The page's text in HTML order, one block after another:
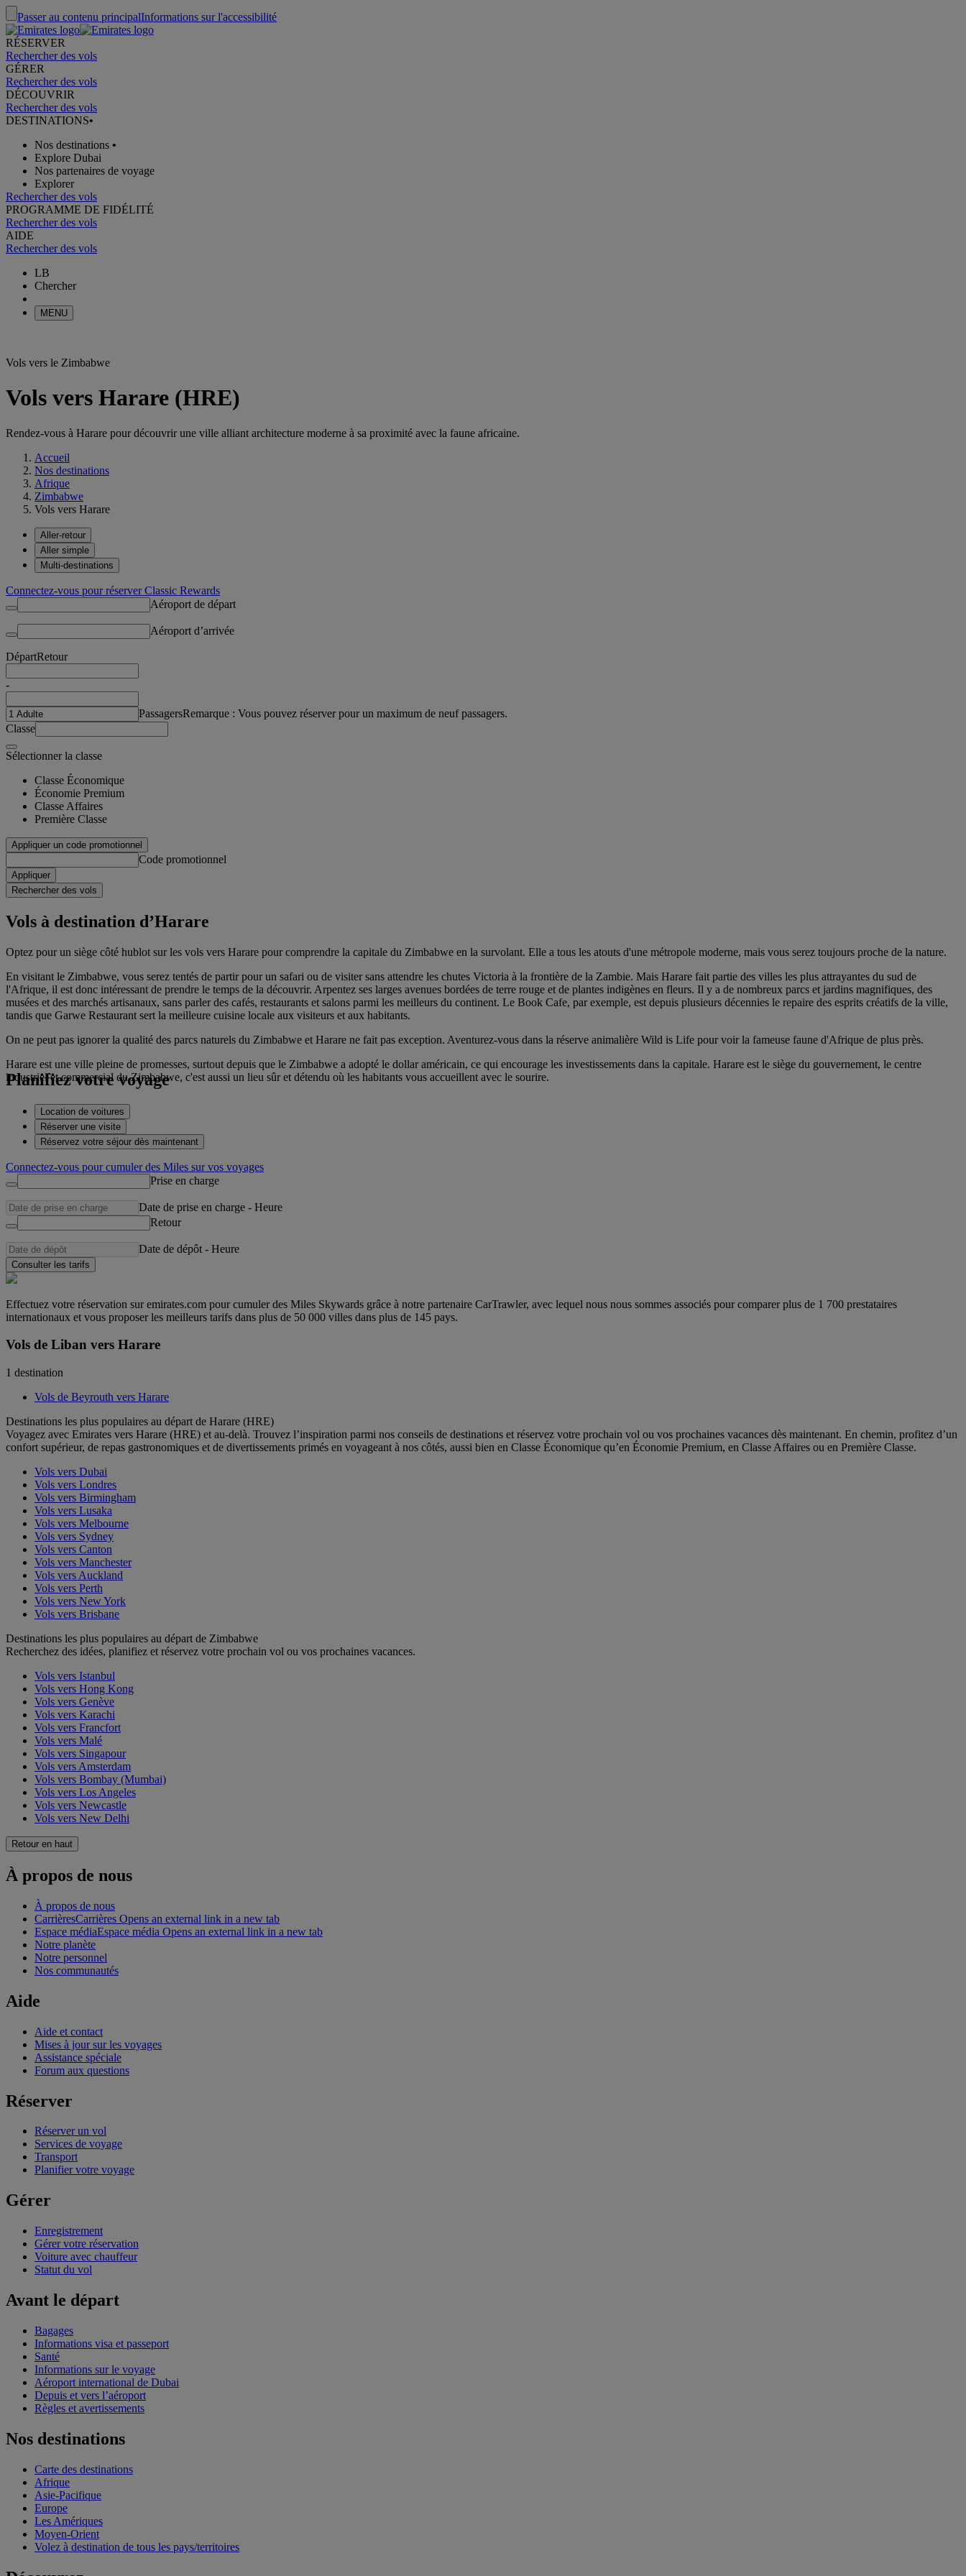
Passer au contenu principalInformations sur l'accessibilité
RÉSERVER
Rechercher des vols
GÉRER
Rechercher des vols
DÉCOUVRIR
Rechercher des vols
DESTINATIONS•
Nos destinations •
Explore Dubai
Nos partenaires de voyage
Explorer
Rechercher des vols
PROGRAMME DE FIDÉLITÉ
Rechercher des vols
AIDE
Rechercher des vols
LB
Chercher
MENU
Vols vers le Zimbabwe
Vols vers Harare (HRE)
Rendez-vous à Harare pour découvrir une ville alliant architecture moderne à sa proximité avec la faune africaine.
Accueil
Nos destinations
Afrique
Zimbabwe
Vols vers Harare
Aller-retour
Aller simple
Multi-destinations
Connectez-vous pour réserver Classic Rewards
Aéroport de départ
Aéroport d’arrivée
DépartRetour
-
PassagersRemarque : Vous pouvez réserver pour un maximum de neuf passagers.
Classe
Sélectionner la classe
Classe Économique
Économie Premium
Classe Affaires
Première Classe
Appliquer un code promotionnel
Code promotionnel
Appliquer
Rechercher des vols
Vols à destination d’Harare
Optez pour un siège côté hublot sur les vols vers Harare pour comprendre la capitale du Zimbabwe en la survolant. Elle a tous les atouts d'une métropole moderne, mais vous serez toujours proche de la nature.
En visitant le Zimbabwe, vous serez tentés de partir pour un safari ou de visiter sans attendre les chutes Victoria à la frontière de la Zambie. Mais Harare fait partie des villes les plus attrayantes du sud de
l'Afrique, il est donc intéressant de prendre le temps de la découvrir. Arpentez ses larges avenues bordées de terre rouge et de plantes indigènes en fleurs. Il y a de nombreux parcs et jardins magnifiques, des
musées et des marchés artisanaux, sans parler des cafés, restaurants et salons parmi les meilleurs du continent. Le Book Cafe, par exemple, est depuis plusieurs décennies le repaire des esprits créatifs de la ville,
tandis que Garwe Restaurant sert la meilleure cuisine locale aux visiteurs et aux habitants.
On ne peut pas ignorer la qualité des parcs naturels du Zimbabwe et Harare ne fait pas exception. Aventurez-vous dans la réserve animalière Wild is Life pour voir la fameuse faune d'Afrique de plus près.
Harare est une ville pleine de promesses, surtout depuis que le Zimbabwe a adopté le dollar américain, ce qui encourage les investissements dans la capitale. Harare est le siège du gouvernement, le centre
industriel et commercial du Zimbabwe, c'est aussi un lieu sûr et détendu où les habitants vous accueillent avec le sourire.
Planifiez votre voyage
Location de voitures
Réserver une visite
Réservez votre séjour dès maintenant
Connectez-vous pour cumuler des Miles sur vos voyages
Prise en charge
Date de prise en charge - Heure
Retour
Date de dépôt - Heure
Consulter les tarifs
Effectuez votre réservation sur emirates.com pour cumuler des Miles Skywards grâce à notre partenaire CarTrawler, avec lequel nous nous sommes associés pour comparer plus de 1 700 prestataires
internationaux et vous proposer les meilleurs tarifs dans plus de 50 000 villes dans plus de 145 pays.
Vols de Liban vers Harare
1 destination
Vols de Beyrouth vers Harare
Destinations les plus populaires au départ de Harare (HRE)
Voyagez avec Emirates vers Harare (HRE) et au-delà. Trouvez l’inspiration parmi nos conseils de destinations et réservez votre prochain vol ou vos prochaines vacances dès maintenant. En chemin, profitez d’un
confort supérieur, de repas gastronomiques et de divertissements primés en voyageant à nos côtés, aussi bien en Classe Économique qu’en Économie Premium, en Classe Affaires ou en Première Classe.
Vols vers Dubai
Vols vers Londres
Vols vers Birmingham
Vols vers Lusaka
Vols vers Melbourne
Vols vers Sydney
Vols vers Canton
Vols vers Manchester
Vols vers Auckland
Vols vers Perth
Vols vers New York
Vols vers Brisbane
Destinations les plus populaires au départ de Zimbabwe
Recherchez des idées, planifiez et réservez votre prochain vol ou vos prochaines vacances.
Vols vers Istanbul
Vols vers Hong Kong
Vols vers Genève
Vols vers Karachi
Vols vers Francfort
Vols vers Malé
Vols vers Singapour
Vols vers Amsterdam
Vols vers Bombay (Mumbai)
Vols vers Los Angeles
Vols vers Newcastle
Vols vers New Delhi
Retour en haut
À propos de nous
À propos de nous
CarrièresCarrières Opens an external link in a new tab
Espace médiaEspace média Opens an external link in a new tab
Notre planète
Notre personnel
Nos communautés
Aide
Aide et contact
Mises à jour sur les voyages
Assistance spéciale
Forum aux questions
Réserver
Réserver un vol
Services de voyage
Transport
Planifier votre voyage
Gérer
Enregistrement
Gérer votre réservation
Voiture avec chauffeur
Statut du vol
Avant le départ
Bagages
Informations visa et passeport
Santé
Informations sur le voyage
Aéroport international de Dubai
Depuis et vers l’aéroport
Règles et avertissements
Nos destinations
Carte des destinations
Afrique
Asie-Pacifique
Europe
Les Amériques
Moyen-Orient
Volez à destination de tous les pays/territoires